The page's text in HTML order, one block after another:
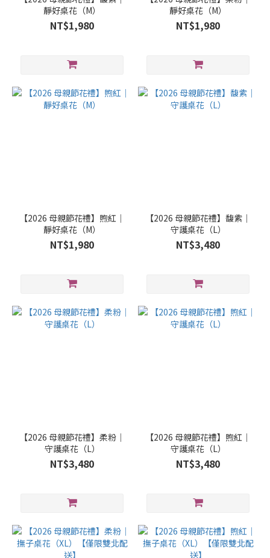
靜好桌花（M）
NT$1,980
靜好桌花（M）
NT$1,980
【2026 母親節花禮】煦紅｜
靜好桌花（M）
NT$1,980
【2026 母親節花禮】馥紫｜
守護桌花（L）
NT$3,480
【2026 母親節花禮】柔粉｜
守護桌花（L）
NT$3,480
【2026 母親節花禮】煦紅｜
守護桌花（L）
NT$3,480